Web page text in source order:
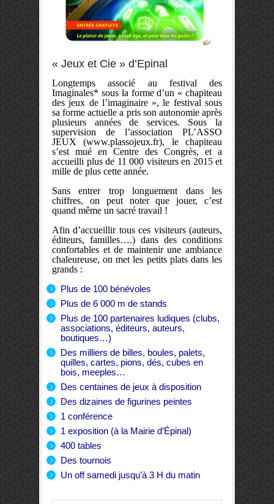
« Jeux et Cie » d’Epinal
Longtemps associé au festival des
Imaginales* sous la forme d’un « chapiteau
des jeux de l’imaginaire », le festival sous
sa forme actuelle a pris son autonomie après
plusieurs années de services. Sous la
supervision de l’association PL’ASSO
JEUX (www.plassojeux.fr), le chapiteau
s’est mué en Centre des Congrès, et a
accueilli plus de 11 000 visiteurs en 2015 et
mille de plus cette année.
Sans entrer trop longuement dans les
chiffres, on peut noter que jouer, c’est
quand même un sacré travail !
Afin d’accueillir tous ces visiteurs (auteurs,
éditeurs, familles….) dans des conditions
confortables et de maintenir une ambiance
chaleureuse, on met les petits plats dans les
grands :
Plus de 100 bénévoles
Plus de 6 000 m de stands
Plus de 100 partenaires ludiques (clubs,
associations, éditeurs, auteurs,
boutiques…)
Des milliers de billes, boules, palets,
quilles, cartes, pions, dés, cubes en
bois, meeples…
Des centaines de jeux à disposition
Des dizaines de figurines peintes
1 conférence
1 exposition (à la Mairie d’Épinal)
400 tables
Des tournois
Un off samedi jusqu’à 3 H du matin